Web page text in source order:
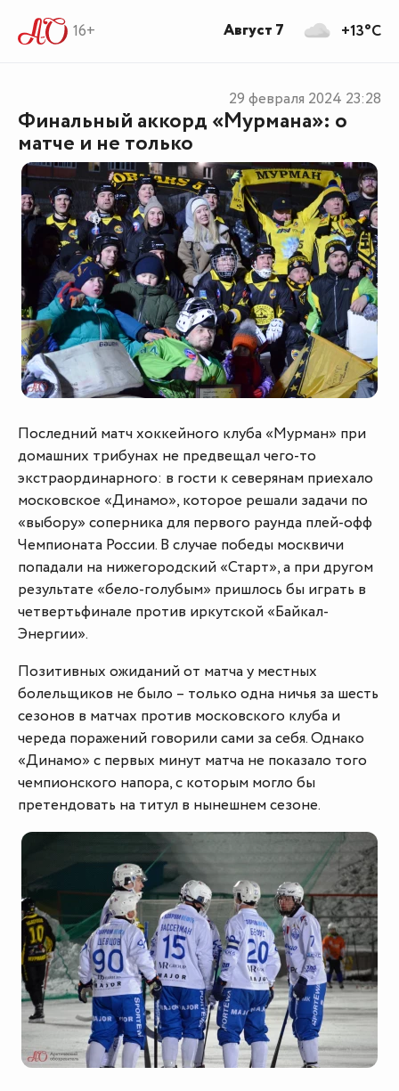
16+
Финальный аккорд «Мурмана»: о
матче и не только
29 февраля 2024 23:28
Последний матч хоккейного клуба «Мурман» при
домашних трибунах не предвещал чего-то
экстраординарного: в гости к северянам приехало
московское «Динамо», которое решали задачи по
«выбору» соперника для первого раунда плей-офф
Чемпионата России. В случае победы москвичи
попадали на нижегородский «Старт», а при другом
результате «бело-голубым» пришлось бы играть в
четвертьфинале против иркутской «Байкал-
Энергии».
Позитивных ожиданий от матча у местных
болельщиков не было – только одна ничья за шесть
сезонов в матчах против московского клуба и
череда поражений говорили сами за себя. Однако
«Динамо» с первых минут матча не показало того
чемпионского напора, с которым могло бы
претендовать на титул в нынешнем сезоне.
+13°C
Август 7